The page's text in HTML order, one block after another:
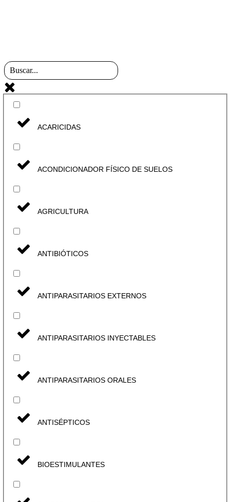
ACARICIDAS
ACONDICIONADOR FÍSICO DE SUELOS
AGRICULTURA
ANTIBIÓTICOS
ANTIPARASITARIOS EXTERNOS
ANTIPARASITARIOS INYECTABLES
ANTIPARASITARIOS ORALES
ANTISÉPTICOS
BIOESTIMULANTES